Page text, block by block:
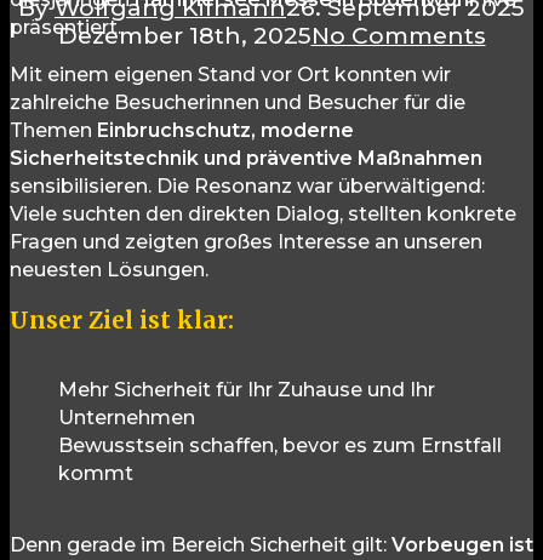
By Wolfgang Kifmann26. September 2025
Dezember 18th, 2025No Comments
präsentiert.
Mit einem eigenen Stand vor Ort konnten wir
zahlreiche Besucherinnen und Besucher für die
Themen Einbruchschutz, moderne
Sicherheitstechnik und präventive Maßnahmen
sensibilisieren. Die Resonanz war überwältigend:
Viele suchten den direkten Dialog, stellten konkrete
Fragen und zeigten großes Interesse an unseren
neuesten Lösungen.
Unser Ziel ist klar:
Mehr Sicherheit für Ihr Zuhause und Ihr
Unternehmen
Bewusstsein schaffen, bevor es zum Ernstfall
kommt
Denn gerade im Bereich Sicherheit gilt: Vorbeugen ist